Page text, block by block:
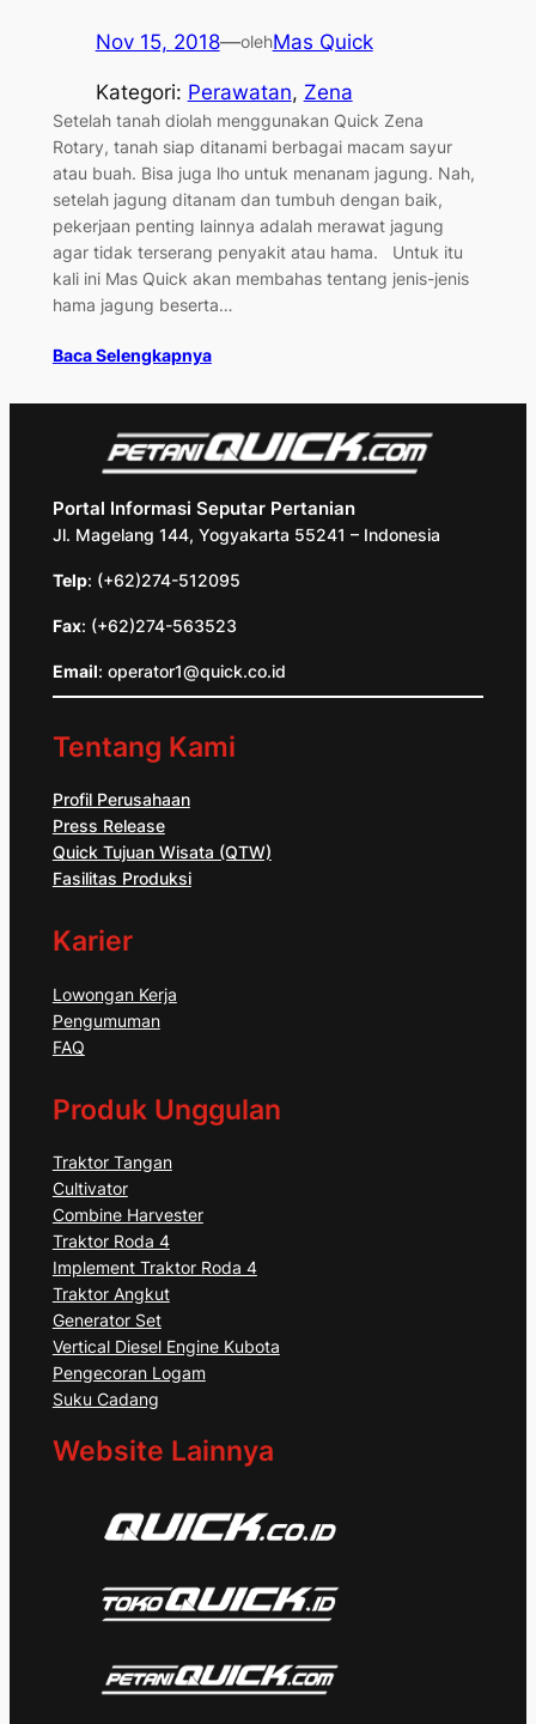
Nov 15, 2018—olehMas Quick
Kategori: Perawatan, Zena
Setelah tanah diolah menggunakan Quick Zena
Rotary, tanah siap ditanami berbagai macam sayur
atau buah. Bisa juga lho untuk menanam jagung. Nah,
setelah jagung ditanam dan tumbuh dengan baik,
pekerjaan penting lainnya adalah merawat jagung
agar tidak terserang penyakit atau hama. Untuk itu
kali ini Mas Quick akan membahas tentang jenis-jenis
hama jagung beserta…
Baca Selengkapnya
Portal Informasi Seputar Pertanian
Jl. Magelang 144, Yogyakarta 55241 – Indonesia
Telp: (+62)274-512095
Fax: (+62)274-563523
Email: operator1@quick.co.id
Tentang Kami
Profil Perusahaan
Press Release
Quick Tujuan Wisata (QTW)
Fasilitas Produksi
Karier
Lowongan Kerja
Pengumuman
FAQ
Produk Unggulan
Traktor Tangan
Cultivator
Combine Harvester
Traktor Roda 4
Implement Traktor Roda 4
Traktor Angkut
Generator Set
Vertical Diesel Engine Kubota
Pengecoran Logam
Suku Cadang
Website Lainnya